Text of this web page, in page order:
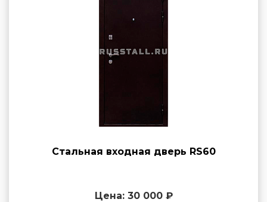
Стальная входная дверь RS60
Цена: 30 000 ₽